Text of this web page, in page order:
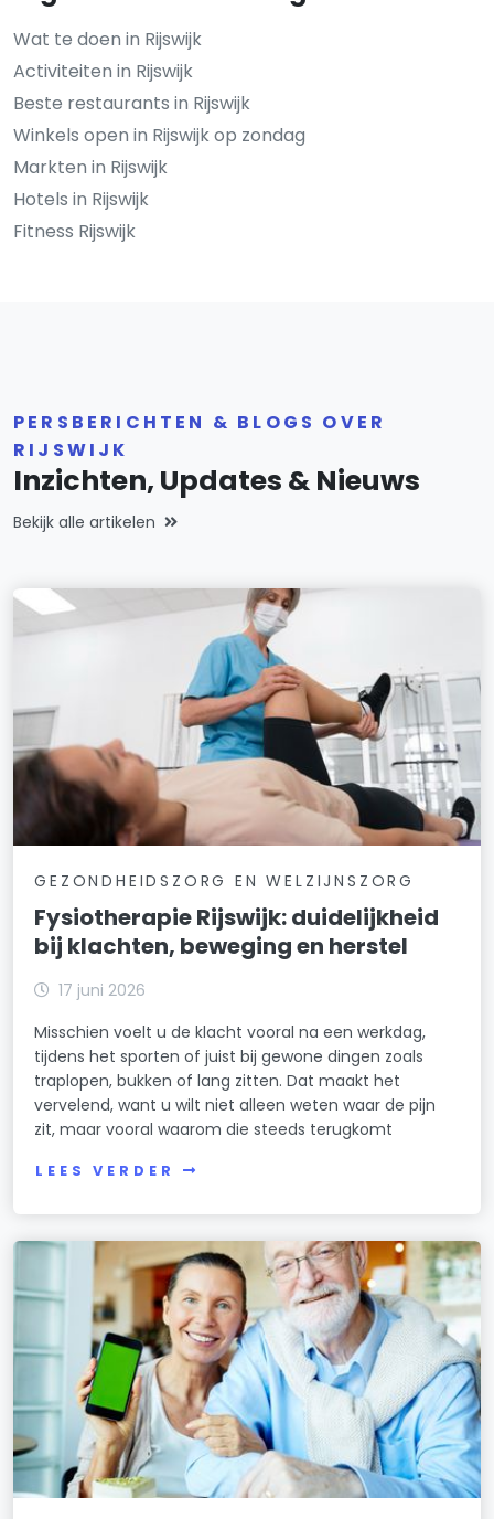
Wat te doen in Rijswijk
Activiteiten in Rijswijk
Beste restaurants in Rijswijk
Winkels open in Rijswijk op zondag
Markten in Rijswijk
Hotels in Rijswijk
Fitness Rijswijk
PERSBERICHTEN & BLOGS OVER
RIJSWIJK
Inzichten, Updates & Nieuws
Bekijk alle artikelen
GEZONDHEIDSZORG EN WELZIJNSZORG
Fysiotherapie Rijswijk: duidelijkheid
bij klachten, beweging en herstel
17 juni 2026
Misschien voelt u de klacht vooral na een werkdag,
tijdens het sporten of juist bij gewone dingen zoals
traplopen, bukken of lang zitten. Dat maakt het
vervelend, want u wilt niet alleen weten waar de pijn
zit, maar vooral waarom die steeds terugkomt
LEES VERDER